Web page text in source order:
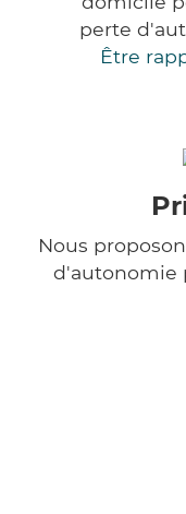
perte
Être
Nous
d'autonomie